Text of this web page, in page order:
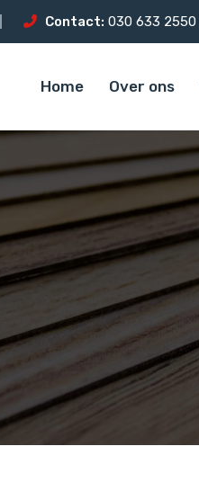
Contact: 030 633 2550
Home Over ons